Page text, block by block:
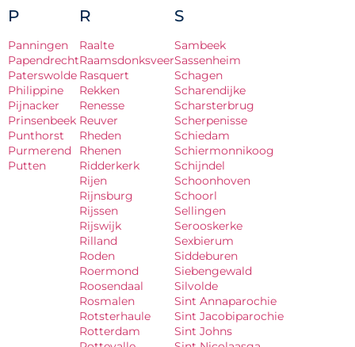
P
Panningen
Papendrecht
Paterswolde
Philippine
Pijnacker
Prinsenbeek
Punthorst
Purmerend
Putten
R
Raalte
Raamsdonksveer
Rasquert
Rekken
Renesse
Reuver
Rheden
Rhenen
Ridderkerk
Rijen
Rijnsburg
Rijssen
Rijswijk
Rilland
Roden
Roermond
Roosendaal
Rosmalen
Rotsterhaule
Rotterdam
S
Sambeek
Sassenheim
Schagen
Scharendijke
Scharsterbrug
Scherpenisse
Schiedam
Schiermonnikoog
Schijndel
Schoonhoven
Schoorl
Sellingen
Serooskerke
Sexbierum
Siddeburen
Siebengewald
Silvolde
Sint Annaparochie
Sint Jacobiparochie
Sint Johns